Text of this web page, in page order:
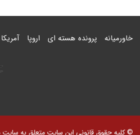
خاورمیانه پرونده هسته ای اروپا آمریکا
© کلیه حقوق قانونی این سایت متعلق به سایت